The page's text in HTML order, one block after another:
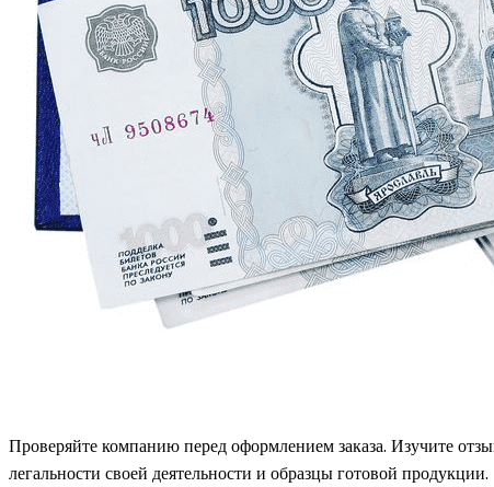
Проверяйте компанию перед оформлением заказа. Изучите
легальности своей деятельности и образцы готовой продукции.